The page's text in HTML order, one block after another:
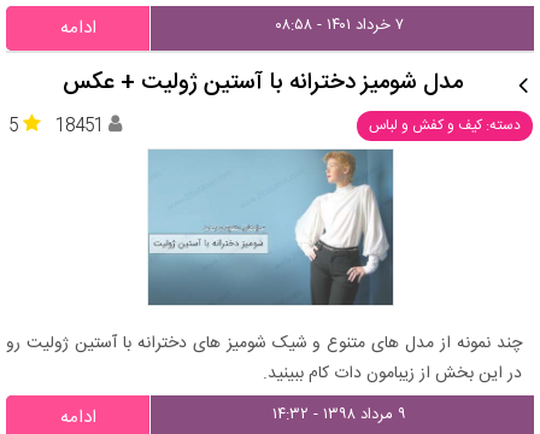
۷ خرداد ۱۴۰۱ - ۰۸:۵۸ ادامه
مدل شومیز دخترانه با آستین ژولیت + عکس
دسته: کیف و کفش و لباس 5 18451
چند نمونه از مدل های متنوع و شیک شومیز های دخترانه با آستین ژولیت رو
در این بخش از زیبامون دات کام ببینید.
۹ مرداد ۱۳۹۸ - ۱۴:۳۲ ادامه